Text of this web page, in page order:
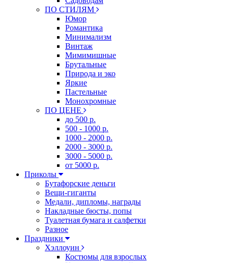
ПО СТИЛЯМ
Юмор
Романтика
Минимализм
Винтаж
Мимимишные
Брутальные
Природа и эко
Яркие
Пастельные
Монохромные
ПО ЦЕНЕ
до 500 р.
500 - 1000 р.
1000 - 2000 р.
2000 - 3000 р.
3000 - 5000 р.
от 5000 р.
Приколы
Бутафорские деньги
Вещи-гиганты
Медали, дипломы, награды
Накладные бюсты, попы
Туалетная бумага и салфетки
Разное
Праздники
Хэллоуин
Костюмы для взрослых